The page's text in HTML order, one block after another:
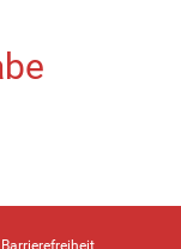
Barrierefreiheit